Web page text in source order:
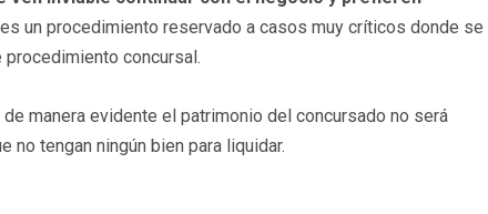
un procedimiento reservado a casos muy críticos donde se
concursal.
manera evidente el patrimonio del concursado no será
tengan ningún bien para liquidar.